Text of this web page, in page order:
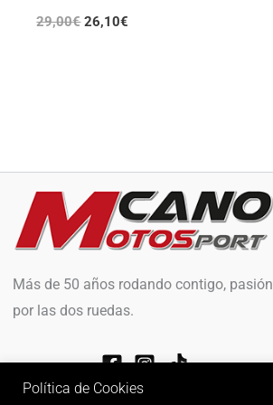
29,00€ 26,10€
Más de 50 años rodando contigo, pasión
por las dos ruedas.
Política de Cookies